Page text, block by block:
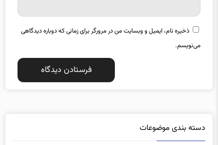
ذخیره نام، ایمیل و وبسایت من در مرورگر برای زمانی که دوباره دیدگاهی
می‌نویسم.
دسته بندی موضوعات